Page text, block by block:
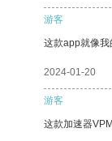
游客
这款app就像我
2024-01-20
游客
这款加速器